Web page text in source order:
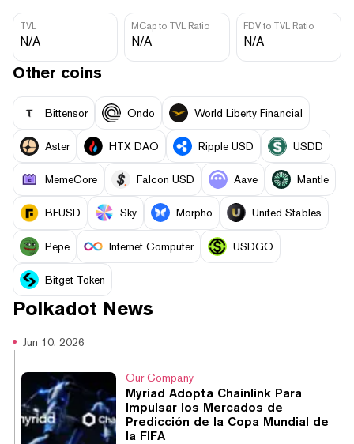
TVL
N/A
MCap to TVL Ratio
N/A
FDV to TVL Ratio
N/A
Other coins
Bittensor Ondo World Liberty Financial
Aster HTX DAO Ripple USD USDD
MemeCore Falcon USD Aave Mantle
BFUSD Sky Morpho United Stables
Pepe Internet Computer USDGO
Bitget Token
Polkadot News
Jun 10, 2026
Our Company
Myriad Adopta Chainlink Para
Impulsar los Mercados de
Predicción de la Copa Mundial de
la FIFA